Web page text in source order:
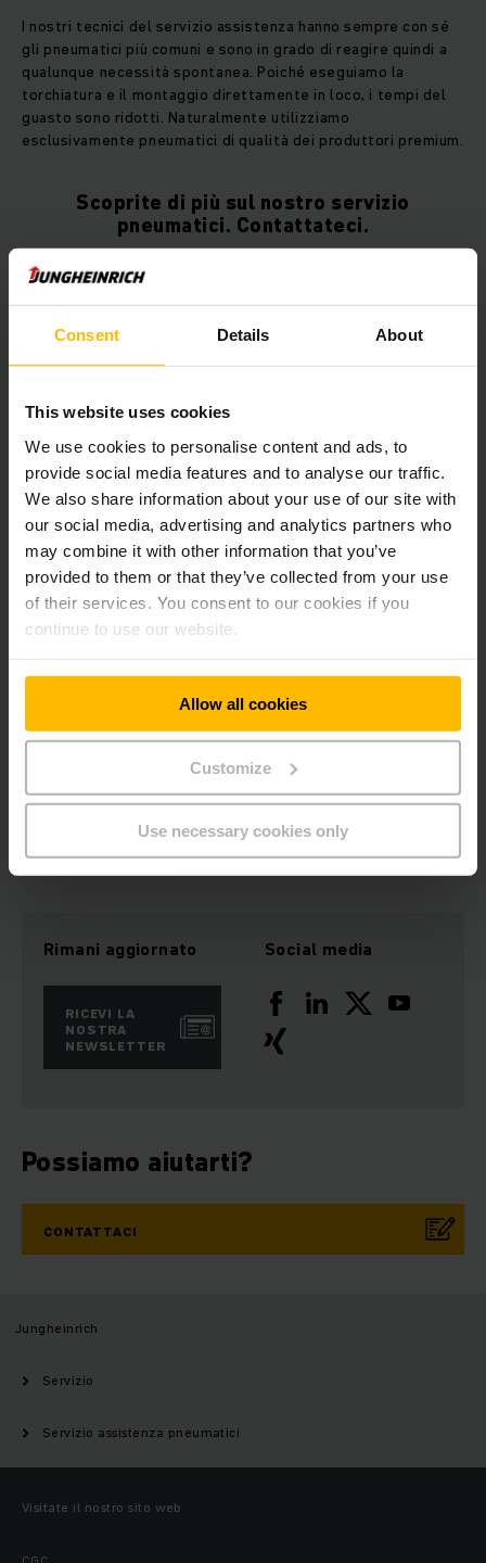
Consent Details About
This website uses cookies
We use cookies to personalise content and ads, to
provide social media features and to analyse our traffic.
We also share information about your use of our site with
our social media, advertising and analytics partners who
may combine it with other information that you’ve
provided to them or that they’ve collected from your use
of their services. You consent to our cookies if you
continue to use our website.
Allow all cookies
Customize
Use necessary cookies only
I nostri tecnici del servizio assistenza hanno sempre con sé
gli pneumatici più comuni e sono in grado di reagire quindi a
qualunque necessità spontanea. Poiché eseguiamo la
torchiatura e il montaggio direttamente in loco, i tempi del
guasto sono ridotti. Naturalmente utilizziamo
esclusivamente pneumatici di qualità dei produttori premium.
Scoprite di più sul nostro servizio
pneumatici. Contattateci.
il tuo contatto
0848 330 350
PER CONTATTARCI
Rimani aggiornato
RICEVI LA
NOSTRA
NEWSLETTER
Social media
Possiamo aiutarti?
CONTATTACI
Jungheinrich
Servizio
Servizio assistenza pneumatici
Visitate il nostro sito web